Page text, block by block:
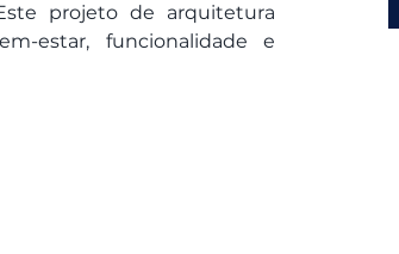
projeto de arquitetura
estar, funcionalidade e